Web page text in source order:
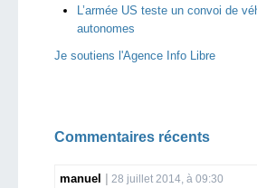
L’armée US teste un convoi de
autonomes
Je soutiens l'Agence Info Libre
Commentaires récents
manuel 28 juillet 2014, à 09:30